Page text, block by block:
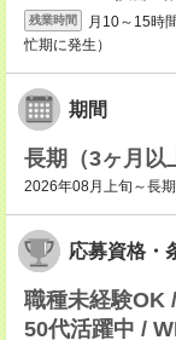
残業時間
月10～15時
忙期に発生）
期間
長期（3ヶ月以
2026年08月上旬～長
応募資格・
職種未経験OK
50代活躍中 /